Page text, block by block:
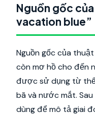
Nguồn gốc
vacation blue”
Nguồn gốc của
còn mơ hồ cho đến
được sử dụng từ
bã và nước mắt.
dùng để mô tả giai